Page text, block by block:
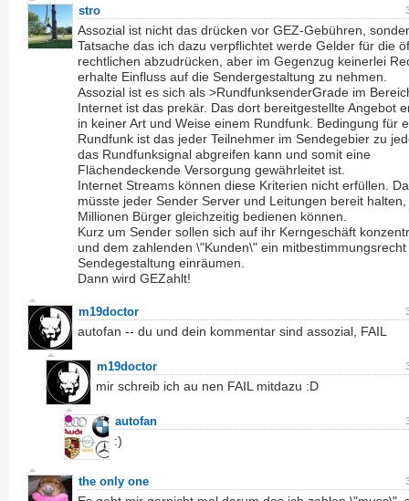
stro
Assozial ist nicht das drücken vor GEZ-Gebühren,
Tatsache das ich dazu verpflichtet werde Gelder für die
rechtlichen abzudrücken, aber im Gegenzug keinerlei
erhalte Einfluss auf die Sendergestaltung zu nehmen.
Assozial ist es sich als >RundfunksenderGrade im
Internet ist das prekär. Das dort bereitgestellte Angebot
in keiner Art und Weise einem Rundfunk. Bedingung für
Rundfunk ist das jeder Teilnehmer im Sendegebier zu
das Rundfunksignal abgreifen kann und somit eine
Flächendeckende Versorgung gewährleitet ist.
Internet Streams können diese Kriterien nicht erfüllen.
müsste jeder Sender Server und Leitungen bereit
Millionen Bürger gleichzeitig bedienen können.
Kurz um Sender sollen sich auf ihr Kerngeschäft
und dem zahlenden \"Kunden\" ein
Sendegestaltung einräumen.
Dann wird GEZahlt!
m19doctor
autofan -- du und dein kommentar sind assozial, FAIL
m19doctor
mir schreib ich au nen FAIL mitdazu :D
autofan
:)
the only one